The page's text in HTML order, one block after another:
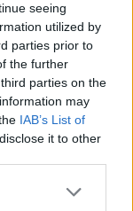
seeing
utilized by
parties prior to
the further
parties on the
may
IAB’s List of
it to other